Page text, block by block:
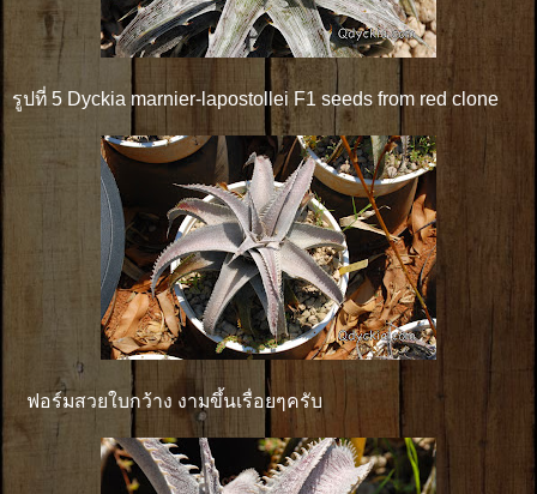
รูปที่ 5 Dyckia marnier-lapostollei F1 seeds from red clone
ฟอร์มสวยใบกว้าง งามขึ้นเรื่อยๆครับ